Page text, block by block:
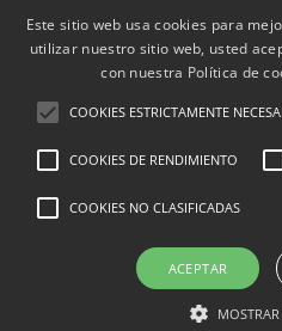
Financiación
Política de cookies
2026 © Clínica Bruselas
Este sitio web usa cookies para
utilizar nuestro sitio web, usted
con nuestra Política de
COOKIES ESTRICTAMENTE
COOKIES DE RENDIMIENTO
COOKIES NO CLASIFICADAS
ACEPTAR